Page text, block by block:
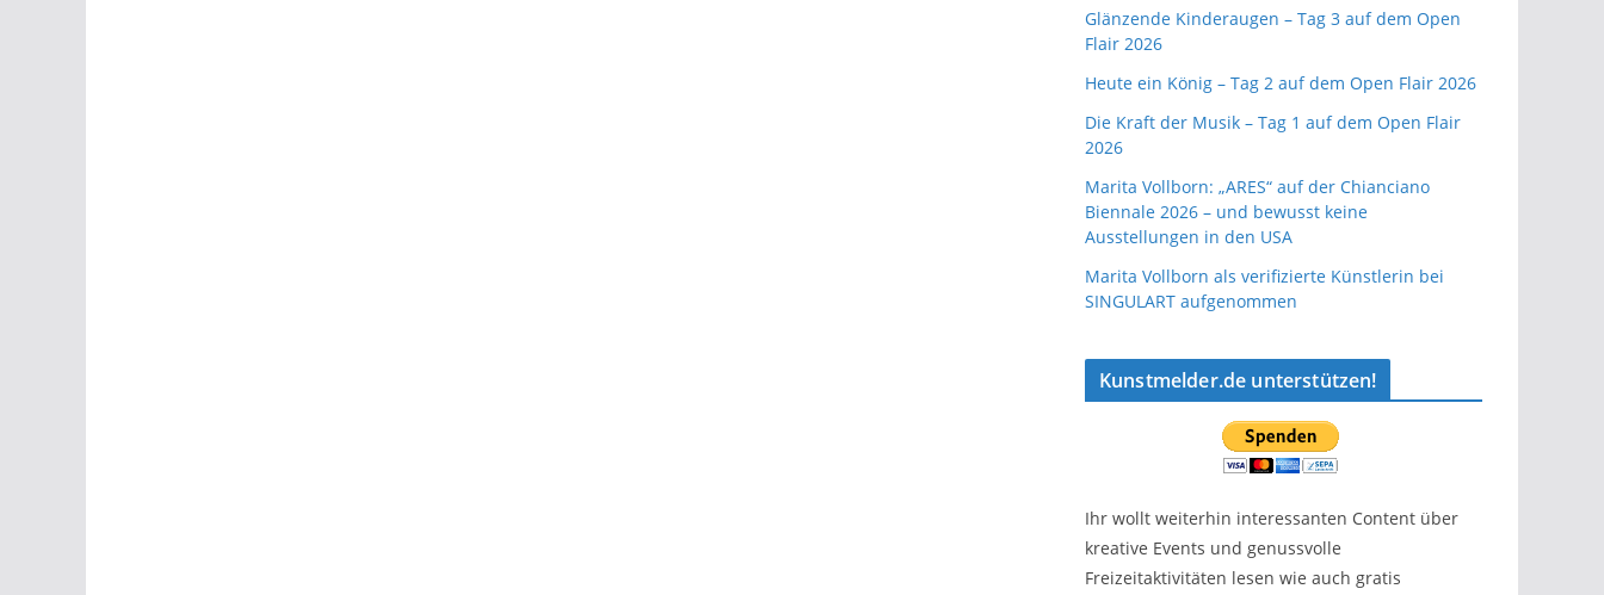
Glänzende Kinderaugen – Tag 3 auf dem Open
Flair 2026
Heute ein König – Tag 2 auf dem Open Flair 2026
Die Kraft der Musik – Tag 1 auf dem Open Flair
2026
Marita Vollborn: „ARES“ auf der Chianciano
Biennale 2026 – und bewusst keine
Ausstellungen in den USA
Marita Vollborn als verifizierte Künstlerin bei
SINGULART aufgenommen
Kunstmelder.de unterstützen!
Ihr wollt weiterhin interessanten Content über
kreative Events und genussvolle
Freizeitaktivitäten lesen wie auch gratis